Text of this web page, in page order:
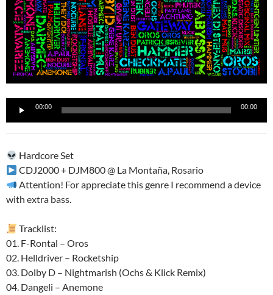
Reproductor
audio
00:00 00:00
Hardcore Set
CDJ2000 + DJM800 @ La Montaña, Rosario
Attention! For appreciate this genre I recommend a device
with extra bass.
Tracklist:
01. F-Rontal – Oros
02. Helldriver – Rocketship
03. Dolby D – Nightmarish (Ochs & Klick Remix)
04. Dangeli – Anemone